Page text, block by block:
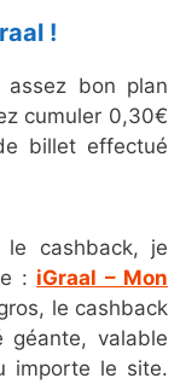
!
assez bon plan
cumuler 0,30€
billet effectué
le cashback, je
: iGraal – Mon
le cashback
valable
importe le site.